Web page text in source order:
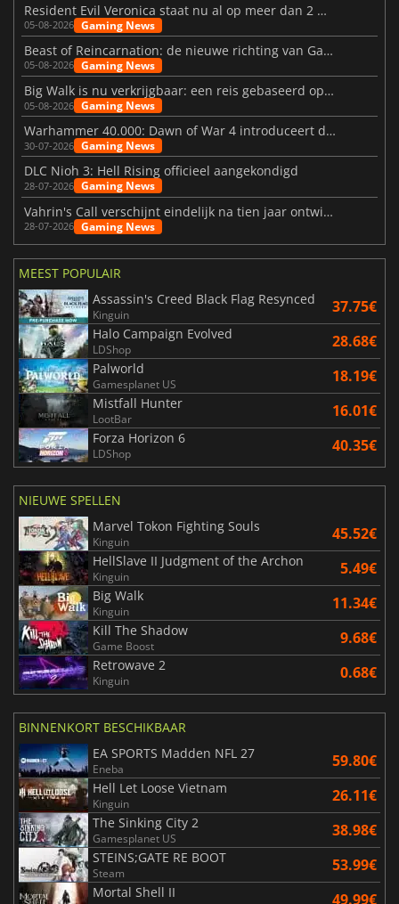
Resident Evil Veronica staat nu al op meer dan 2 miljoen verlanglijstjes
05-08-2026 Gaming News
Beast of Reincarnation: de nieuwe richting van Game Freak
05-08-2026 Gaming News
Big Walk is nu verkrijgbaar: een reis gebaseerd op vriendschap
05-08-2026 Gaming News
Warhammer 40.000: Dawn of War 4 introduceert de Necron-factie
30-07-2026 Gaming News
DLC Nioh 3: Hell Rising officieel aangekondigd
28-07-2026 Gaming News
Vahrin's Call verschijnt eindelijk na tien jaar ontwikkeling
28-07-2026 Gaming News
MEEST POPULAIR
Assassin's Creed Black Flag Resynced
Kinguin 37.75€
Halo Campaign Evolved
LDShop 28.68€
Palworld
Gamesplanet US 18.19€
Mistfall Hunter
LootBar 16.01€
Forza Horizon 6
LDShop 40.35€
NIEUWE SPELLEN
Marvel Tokon Fighting Souls
Kinguin 45.52€
HellSlave II Judgment of the Archon
Kinguin 5.49€
Big Walk
Kinguin 11.34€
Kill The Shadow
Game Boost 9.68€
Retrowave 2
Kinguin 0.68€
BINNENKORT BESCHIKBAAR
EA SPORTS Madden NFL 27
Eneba 59.80€
Hell Let Loose Vietnam
Kinguin 26.11€
The Sinking City 2
Gamesplanet US 38.98€
STEINS;GATE RE BOOT
Steam 53.99€
Mortal Shell II 49.99€